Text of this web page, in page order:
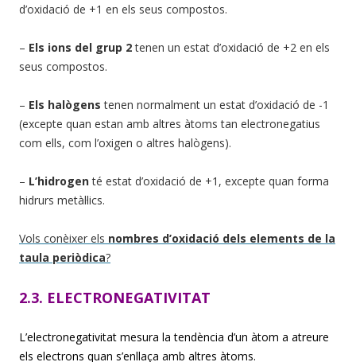
d’oxidació de +1 en els seus compostos.
– Els ions del grup 2tenen un estat d’oxidació de +2 en els
seus compostos.
– Els halògens tenen normalment un estat d’oxidació de -1
(excepte quan estan amb altres àtoms tan electronegatius
com ells, com l’oxigen o altres halògens).
– L’hidrogenté estat d’oxidació de +1, excepte quan forma
hidrurs metàl·lics.
Vols conèixer els nombres d’oxidació dels elements de la
taula periòdica?
2.3. ELECTRONEGATIVITAT
L’electronegativitat mesura la tendència d’un àtom a atreure
els electrons quan s’enllaça amb altres àtoms.